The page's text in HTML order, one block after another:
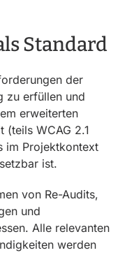
Standard
der
zu erfüllen und
erweiterten
(teils WCAG 2.1
im Projektkontext
ist.
von Re-Audits,
und
Alle relevanten
werden